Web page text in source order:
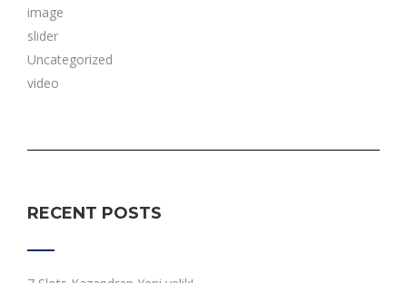
image
slider
Uncategorized
video
RECENT POSTS